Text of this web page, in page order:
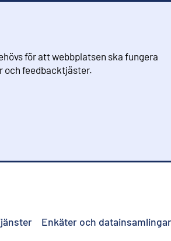
för att webbplatsen ska fungera
och feedbacktjäster.
Enkäter och datainsamlingar